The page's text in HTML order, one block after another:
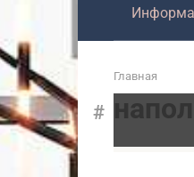
Главная